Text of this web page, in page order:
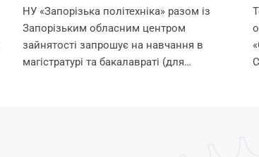
ваучерами!
НУ «Запорізька політехніка» разом із
Запорізьким обласним центром
зайнятості запрошує на навчання в
магістратурі та бакалавраті (для